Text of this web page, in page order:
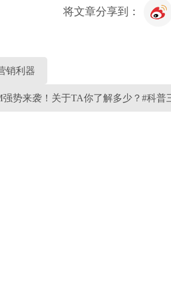
将文章分享到：
销利器
强势来袭！关于TA你了解多少？#科普